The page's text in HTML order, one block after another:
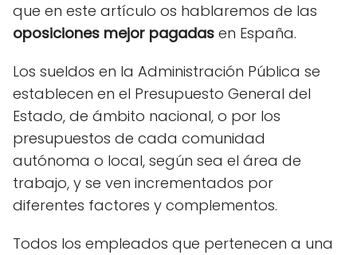
que en este artículo os hablaremos de las
oposiciones mejor pagadas en España.
Los sueldos en la Administración Pública se
establecen en el Presupuesto General del
Estado, de ámbito nacional, o por los
presupuestos de cada comunidad
autónoma o local, según sea el área de
trabajo, y se ven incrementados por
diferentes factores y complementos.
Todos los empleados que pertenecen a una